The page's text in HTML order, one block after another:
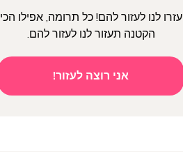
עזרו לנו לעזור להם! כל תרומה, אפילו הכי
הקטנה תעזור לנו לעזור להם.
אני רוצה לעזור!